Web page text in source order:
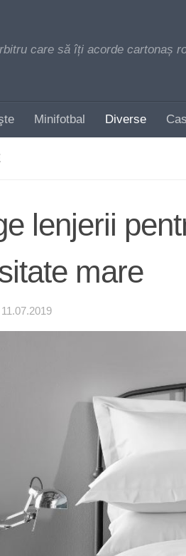
care să îți acorde cartonaș
Minifotbal Diverse
lenjerii
mare
11.07.2019